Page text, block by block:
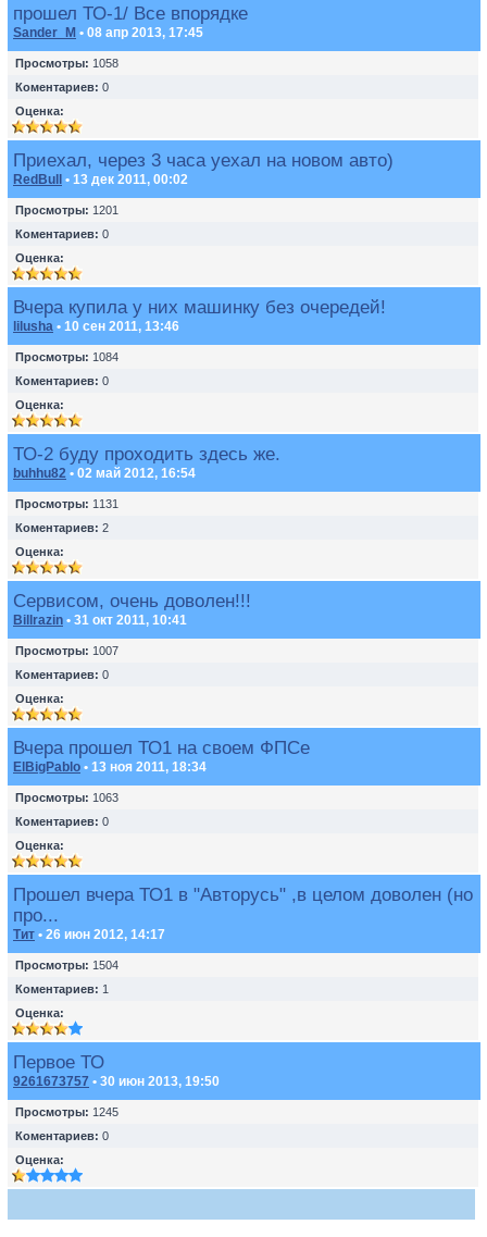
прошел ТО-1/ Все впорядке
Sander_M • 08 апр 2013, 17:45
Просмотры: 1058
Коментариев: 0
Оценка:
Приехал, через 3 часа уехал на новом авто)
RedBull • 13 дек 2011, 00:02
Просмотры: 1201
Коментариев: 0
Оценка:
Вчера купила у них машинку без очередей!
lilusha • 10 сен 2011, 13:46
Просмотры: 1084
Коментариев: 0
Оценка:
ТО-2 буду проходить здесь же.
buhhu82 • 02 май 2012, 16:54
Просмотры: 1131
Коментариев: 2
Оценка:
Сервисом, очень доволен!!!
Billrazin • 31 окт 2011, 10:41
Просмотры: 1007
Коментариев: 0
Оценка:
Вчера прошел ТО1 на своем ФПСе
ElBigPablo • 13 ноя 2011, 18:34
Просмотры: 1063
Коментариев: 0
Оценка:
Прошел вчера ТО1 в "Авторусь" ,в целом доволен (но
про...
Тит • 26 июн 2012, 14:17
Просмотры: 1504
Коментариев: 1
Оценка:
Первое ТО
9261673757 • 30 июн 2013, 19:50
Просмотры: 1245
Коментариев: 0
Оценка: